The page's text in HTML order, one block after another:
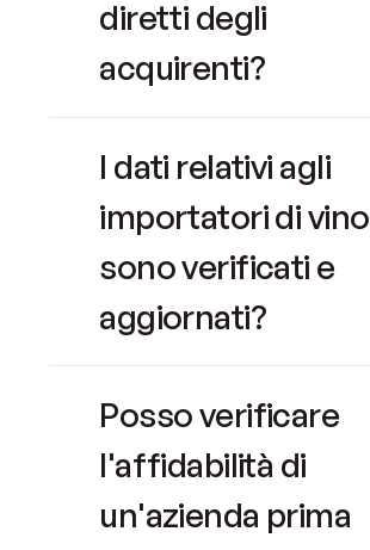
diretti degli
acquirenti?
I dati relativi agli
importatori di vino
sono verificati e
aggiornati?
Posso verificare
l'affidabilità di
un'azienda prima